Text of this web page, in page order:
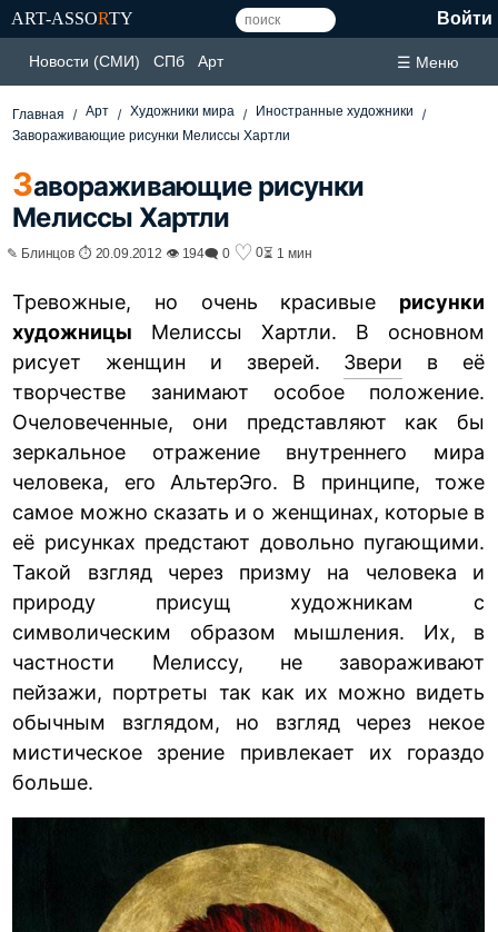
ART-ASSORTY Войти
Новости (СМИ) СПб Арт ☰ Меню
Главная Арт Художники мира
Иностранные художники
Завораживающие рисунки Мелиссы Хартли
Завораживающие рисунки
Мелиссы Хартли
✎ Блинцов ⏱ 20.09.2012 👁 194🗨 0 ♡ 0⏳ 1 мин
Тревожные, но очень красивые рисунки
художницы Мелиссы Хартли. В основном
рисует женщин и зверей. Звери в её
творчестве занимают особое положение.
Очеловеченные, они представляют как бы
зеркальное отражение внутреннего мира
человека, его АльтерЭго. В принципе, тоже
самое можно сказать и о женщинах, которые в
её рисунках предстают довольно пугающими.
Такой взгляд через призму на человека и
природу присущ художникам с
символическим образом мышления. Их, в
частности Мелиссу, не завораживают
пейзажи, портреты так как их можно видеть
обычным взглядом, но взгляд через некое
мистическое зрение привлекает их гораздо
больше.